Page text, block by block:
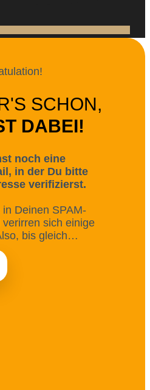
SCHON,
DABEI!
noch eine
in der Du bitte
verifizierst.
Deinen SPAM-
sich einige
bis gleich…